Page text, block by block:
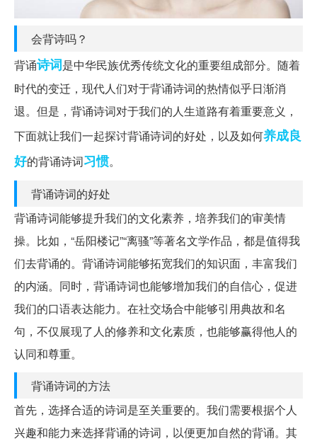
会背诗吗？
背诵诗词是中华民族优秀传统文化的重要组成部分。随着
时代的变迁，现代人们对于背诵诗词的热情似乎日渐消
退。但是，背诵诗词对于我们的人生道路有着重要意义，
下面就让我们一起探讨背诵诗词的好处，以及如何养成良
好的背诵诗词习惯。
背诵诗词的好处
背诵诗词能够提升我们的文化素养，培养我们的审美情
操。比如，“岳阳楼记”“离骚”等著名文学作品，都是值得我
们去背诵的。背诵诗词能够拓宽我们的知识面，丰富我们
的内涵。同时，背诵诗词也能够增加我们的自信心，促进
我们的口语表达能力。在社交场合中能够引用典故和名
句，不仅展现了人的修养和文化素质，也能够赢得他人的
认同和尊重。
背诵诗词的方法
首先，选择合适的诗词是至关重要的。我们需要根据个人
兴趣和能力来选择背诵的诗词，以便更加自然的背诵。其